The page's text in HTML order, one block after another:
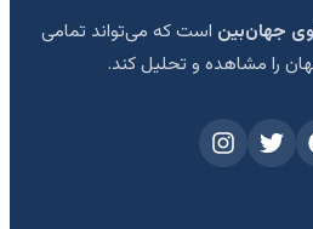
جهان‌بین است که می‌تواند تمامی
را مشاهده و تحلیل کند.